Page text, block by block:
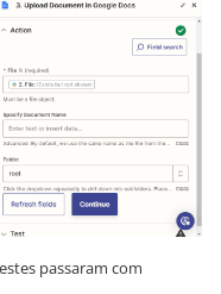
passaram com